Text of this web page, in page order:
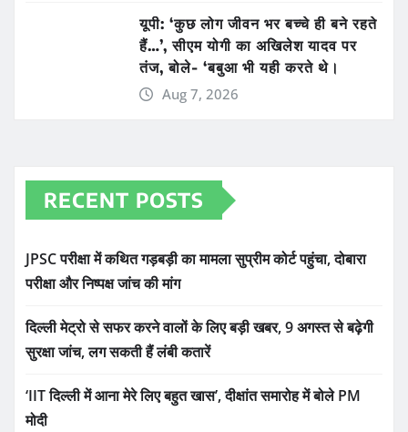
यूपी: ‘कुछ लोग जीवन भर बच्चे ही बने रहते
हैं…’, सीएम योगी का अखिलेश यादव पर
तंज, बोले- ‘बबुआ भी यही करते थे।
Aug 7, 2026
RECENT POSTS
JPSC परीक्षा में कथित गड़बड़ी का मामला सुप्रीम कोर्ट पहुंचा, दोबारा
परीक्षा और निष्पक्ष जांच की मांग
दिल्ली मेट्रो से सफर करने वालों के लिए बड़ी खबर, 9 अगस्त से बढ़ेगी
सुरक्षा जांच, लग सकती हैं लंबी कतारें
‘IIT दिल्ली में आना मेरे लिए बहुत खास’, दीक्षांत समारोह में बोले PM
मोदी